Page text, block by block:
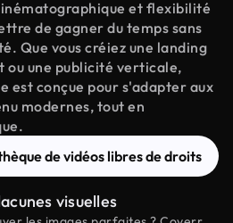
et flexibilité
de gagner du temps sans
Que vous créiez une landing
ou une publicité verticale,
est conçue pour s'adapter aux
modernes, tout en
de vidéos libres de droits
visuelles